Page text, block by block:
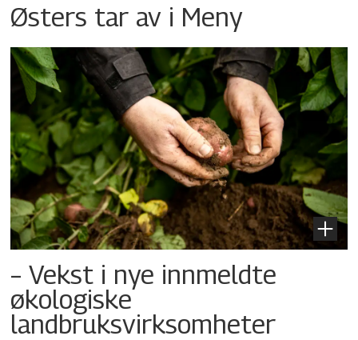
Østers tar av i Meny
– Vekst i nye innmeldte
økologiske
landbruksvirksomheter